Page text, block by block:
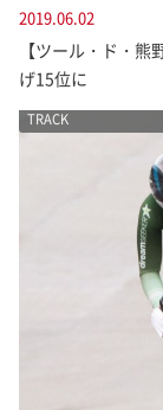
2019.06.02
【ツール・ド・
げ15位に
TRACK